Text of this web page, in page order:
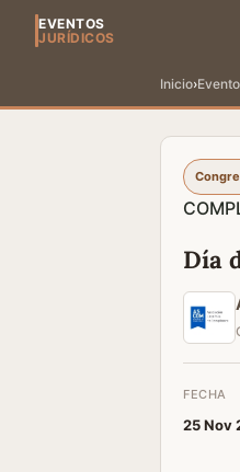
EVENTOS
JURÍDICOS
Inicio›
Día
FECHA
25 Nov